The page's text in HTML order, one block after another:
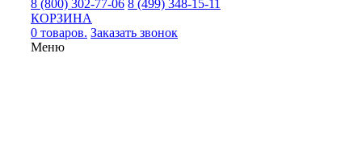
8 (800) 302-77-06 8 (499) 348-15-11
КОРЗИНА
0 товаров. Заказать звонок
Меню